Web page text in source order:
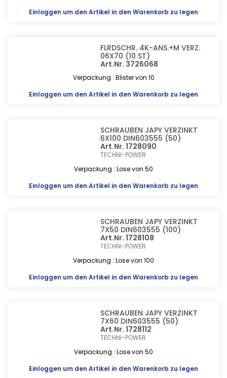
Einloggen um den Artikel in den Warenkorb zu legen
FLRDSCHR. 4K-ANS.+M VERZ.
06X70 (10 ST)
Art.Nr. 3726068
Verpackung : Blister von 10
Einloggen um den Artikel in den Warenkorb zu legen
SCHRAUBEN JAPY VERZINKT
6X100 DIN603555 (50)
Art.Nr. 1728090
TECHNI-POWER
Verpackung : Lose von 50
Einloggen um den Artikel in den Warenkorb zu legen
SCHRAUBEN JAPY VERZINKT
7X50 DIN603555 (100)
Art.Nr. 1728108
TECHNI-POWER
Verpackung : Lose von 100
Einloggen um den Artikel in den Warenkorb zu legen
SCHRAUBEN JAPY VERZINKT
7X60 DIN603555 (50)
Art.Nr. 1728112
TECHNI-POWER
Verpackung : Lose von 50
Einloggen um den Artikel in den Warenkorb zu legen